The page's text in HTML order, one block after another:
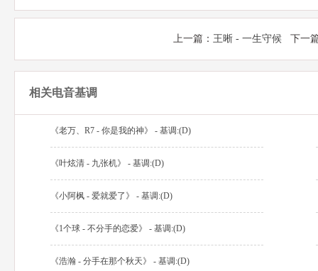
上一篇： 王晰 - 一生守候 下一
相关电音基调
《老万、R7 - 你是我的神》 - 基调:(D)
《叶炫清 - 九张机》 - 基调:(D)
《小阿枫 - 爱就爱了》 - 基调:(D)
《1个球 - 不分手的恋爱》 - 基调:(D)
《浩瀚 - 分手在那个秋天》 - 基调:(D)